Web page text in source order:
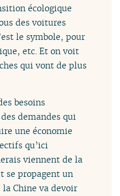
écologique
des voitures
le symbole, pour
etc. Et on voit
qui vont de plus
besoins
demandes qui
une économie
qu’ici
viennent de la
se propagent un
Chine va devoir